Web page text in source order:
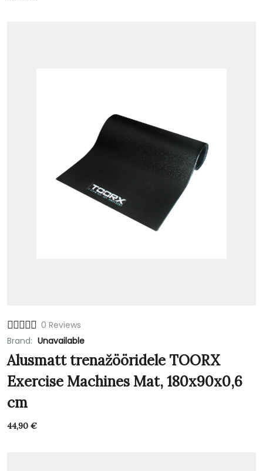
0 Reviews
Brand: Unavailable
Alusmatt trenažööridele TOORX
Exercise Machines Mat, 180x90x0,6
cm
44,90 €